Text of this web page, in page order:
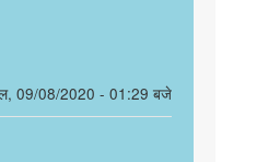
09/08/2020 - 01:29 बजे